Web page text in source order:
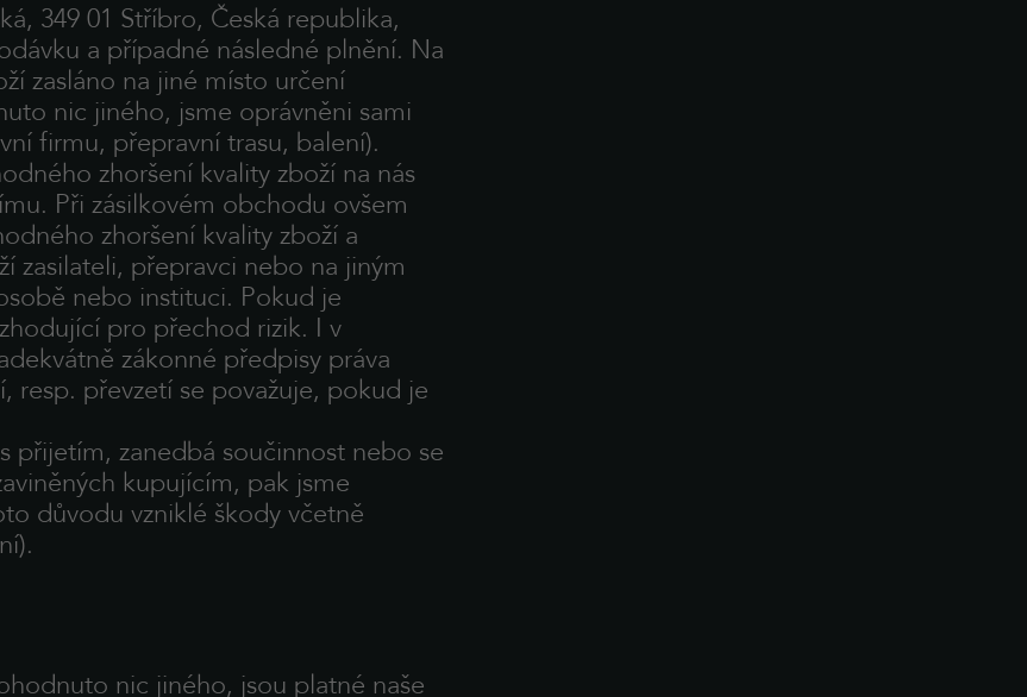
349 01 Stříbro, Česká republika,
a případné následné plnění. Na
zasláno na jiné místo určení
nic jiného, jsme oprávněni sami
firmu, přepravní trasu, balení).
zhoršení kvality zboží na nás
Při zásilkovém obchodu ovšem
zhoršení kvality zboží a
zasilateli, přepravci nebo na jiným
nebo instituci. Pokud je
pro přechod rizik. I v
zákonné předpisy práva
resp. převzetí se považuje, pokud je
přijetím, zanedbá součinnost nebo se
kupujícím, pak jsme
důvodu vzniklé škody včetně
nic jiného, jsou platné naše